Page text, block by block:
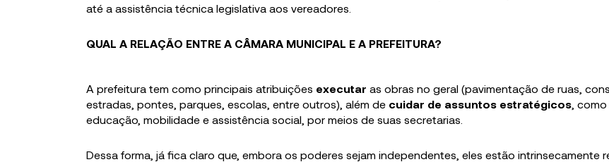
até a assistência técnica legislativa aos vereadores.
QUAL A RELAÇÃO ENTRE A CÂMARA MUNICIPAL E A PREFEITURA?
A prefeitura tem como principais atribuições executar as obras no geral (pavimentação de ruas,
estradas, pontes, parques, escolas, entre outros), além de cuidar de assuntos estratégicos ,
educação, mobilidade e assistência social, por meios de suas secretarias.
Dessa forma, já fica claro que, embora os poderes sejam independentes, eles estão intrinsecamente